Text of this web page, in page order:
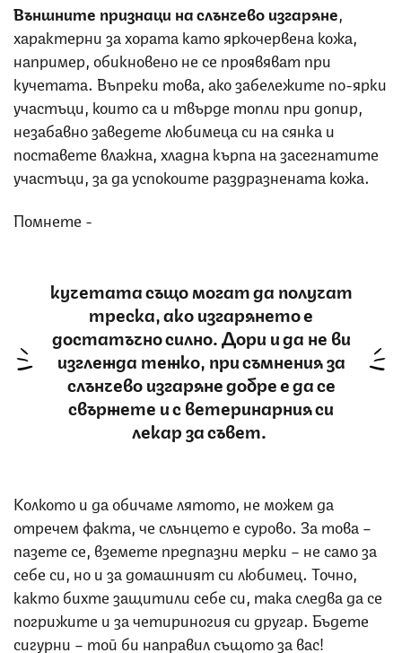
Външните признаци на слънчево изгаряне,
характерни за хората като яркочервена кожа,
например, обикновено не се проявяват при
кучетата. Въпреки това, ако забележите по-ярки
участъци, които са и твърде топли при допир,
незабавно заведете любимеца си на сянка и
поставете влажна, хладна кърпа на засегнатите
участъци, за да успокоите раздразнената кожа.
Помнете -
кучетата също могат да получат
треска, ако изгарянето е
достатъчно силно. Дори и да не ви
изглежда тежко, при съмнения за
слънчево изгаряне добре е да се
свържете и с ветеринарния си
лекар за съвет.
Колкото и да обичаме лятото, не можем да
отречем факта, че слънцето е сурово. За това –
пазете се, вземете предпазни мерки – не само за
себе си, но и за домашният си любимец. Точно,
както бихте защитили себе си, така следва да се
погрижите и за четириногия си другар. Бъдете
сигурни – той би направил същото за вас!